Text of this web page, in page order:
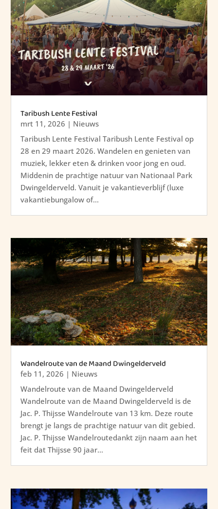
Taribush Lente Festival
mrt 11, 2026 | Nieuws
Taribush Lente Festival Taribush Lente Festival op
28 en 29 maart 2026. Wandelen en genieten van
muziek, lekker eten & drinken voor jong en oud.
Middenin de prachtige natuur van Nationaal Park
Dwingelderveld. Vanuit je vakantieverblijf (luxe
vakantiebungalow of...
Wandelroute van de Maand Dwingelderveld
feb 11, 2026 | Nieuws
Wandelroute van de Maand Dwingelderveld
Wandelroute van de Maand Dwingelderveld is de
Jac. P. Thijsse Wandelroute van 13 km. Deze route
brengt je langs de prachtige natuur van dit gebied.
Jac. P. Thijsse Wandelroutedankt zijn naam aan het
feit dat Thijsse 90 jaar...